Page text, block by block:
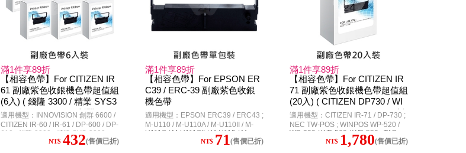
滿1件享89折
【相容色帶】For CITIZEN IR
61 副廠紫色收銀機色帶超值組
(6入) ( 錢隆 3300 / 精業 SYS3
300 / INNOVISION 創群 6600
)
適用機型：INNOVISION 創群 6600 /
CITIZEN IR-60 / IR-61 / DP-600 / DP-
610 ; 錢隆 3300 ; 精業 SYS-3300 ;
WINPOS WP-103S ; P-6628 ; BULL-
NT$ 432(售價已折)
滿1件享89折
【相容色帶】For EPSON ER
C39 / ERC-39 副廠紫色收銀
機色帶
適用機型：EPSON ERC39 / ERC43 ;
M-U110 / M-U110A / M-U110II / M-
U111S / M-U111SII / M-U115 / M-
U310 / M-U310S / M-U311 / M-
NT$ 71(售價已折)
滿1件享89折
【相容色帶】For CITIZEN IR
71 副廠紫色收銀機色帶超值組
(20入) ( CITIZEN DP730 / WI
NPOS WP520 / TAP6688 / 創
群 2100 )
適用機型：CITIZEN IR-71 / DP-730 ;
NEC TW-POS ; WINPOS WP-520 /
WP-200 / WP-560 / WP-550 ; TAP-
6688 ; 創群 2100
NT$ 1,780(售價已折)